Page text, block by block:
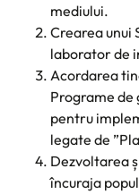
mediului.
Crearea unui
laborator de
Acordarea
Programe
pentru
legate de
Dezvoltarea
încuraja